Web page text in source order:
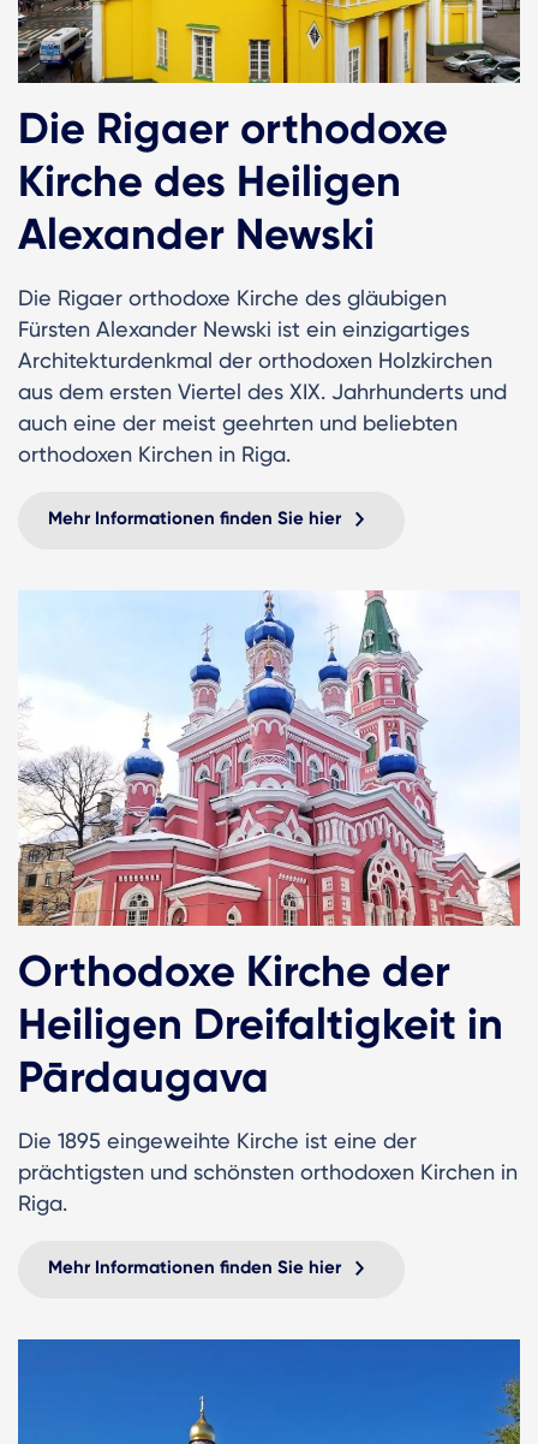
Die Rigaer orthodoxe
Kirche des Heiligen
Alexander Newski
Die Rigaer orthodoxe Kirche des gläubigen
Fürsten Alexander Newski ist ein einzigartiges
Architekturdenkmal der orthodoxen Holzkirchen
aus dem ersten Viertel des XIX. Jahrhunderts und
auch eine der meist geehrten und beliebten
orthodoxen Kirchen in Riga.
Mehr Informationen finden Sie hier
Orthodoxe Kirche der
Heiligen Dreifaltigkeit in
Pārdaugava
Die 1895 eingeweihte Kirche ist eine der
prächtigsten und schönsten orthodoxen Kirchen in
Riga.
Mehr Informationen finden Sie hier